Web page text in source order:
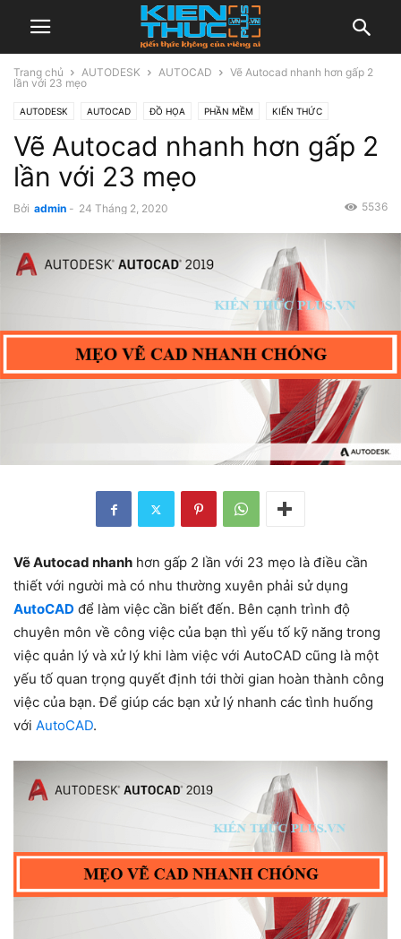
Trang chủ AUTODESK AUTOCAD
Vẽ Autocad nhanh hơn gấp 2
lần với 23 mẹo
AUTODESK AUTOCAD ĐỒ HỌA PHẦN MỀM KIẾN THỨC
Vẽ Autocad nhanh hơn gấp 2
lần với 23 mẹo
Bởi admin - 24 Tháng 2, 2020 5536
Vẽ Autocad nhanh hơn gấp 2 lần với 23 mẹo là điều cần
thiết với người mà có nhu thường xuyên phải sử dụng
AutoCAD để làm việc cần biết đến. Bên cạnh trình độ
chuyên môn về công việc của bạn thì yếu tố kỹ năng trong
việc quản lý và xử lý khi làm việc với AutoCAD cũng là một
yếu tố quan trọng quyết định tới thời gian hoàn thành công
việc của bạn. Để giúp các bạn xử lý nhanh các tình huống
với AutoCAD.